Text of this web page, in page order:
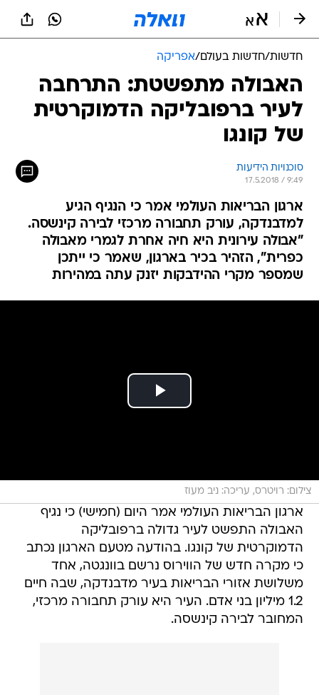
חדשות/חדשות בעולם/אפריקה
האבולה מתפשטת: התרחבה
לעיר ברפובליקה הדמוקרטית
של קונגו
סוכנויות הידיעות
17.5.2018 / 9:49
ארגון הבריאות העולמי אמר כי הנגיף הגיע
למדבנדקה, עורק תחבורה מרכזי לבירה קינשסה.
"אבולה עירונית היא חיה אחרת לגמרי מאבולה
כפרית", הזהיר בכיר בארגון, שאמר כי ייתכן
שמספר מקרי ההידבקות יזנק עתה במהירות
צילום: רויטרס, עריכה: ניב מעוז
ארגון הבריאות העולמי אמר היום (חמישי) כי נגיף
האבולה התפשט לעיר גדולה ברפובליקה
הדמוקרטית של קונגו. בהודעה מטעם הארגון נכתב
כי מקרה חדש של הווירוס נרשם בוונגטה, אחד
משלושת אזורי הבריאות בעיר מדבנדקה, שבה חיים
1.2 מיליון בני אדם. העיר היא עורק תחבורה מרכזי,
המחובר לבירה קינשסה.